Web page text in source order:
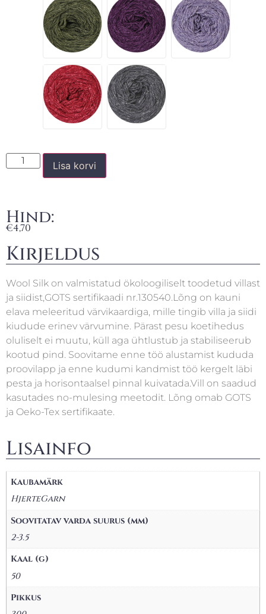
Lisa korvi
Hind:
€4,70
Kirjeldus
Wool Silk on valmistatud ökoloogiliselt toodetud villast
ja siidist,GOTS sertifikaadi nr.130540.Lõng on kauni
elava meleeritud värvikaardiga, mille tingib villa ja siidi
kiudude erinev värvumine. Pärast pesu koetihedus
oluliselt ei muutu, küll aga ühtlustub ja stabiliseerub
kootud pind. Soovitame enne töö alustamist kududa
proovilapp ja enne kudumi kandmist töö kergelt läbi
pesta ja horisontaalsel pinnal kuivatada.Vill on saadud
kasutades no-mulesing meetodit. Lõng omab GOTS
ja Oeko-Tex sertifikaate.
Lisainfo
Kaubamärk
HjerteGarn
Soovitatav varda suurus (mm)
2-3.5
Kaal (g)
50
Pikkus